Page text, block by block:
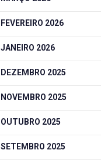
FEVEREIRO 2026
JANEIRO 2026
DEZEMBRO 2025
NOVEMBRO 2025
OUTUBRO 2025
SETEMBRO 2025